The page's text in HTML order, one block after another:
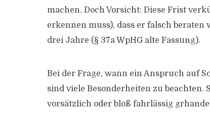
machen. Doch Vorsicht: Diese Frist
erkennen muss), dass er falsch
drei Jahre (§ 37a WpHG alte Fassung).
Bei der Frage, wann ein Anspruch auf
sind viele Besonderheiten zu beachten.
vorsätzlich oder bloß fahrlässig